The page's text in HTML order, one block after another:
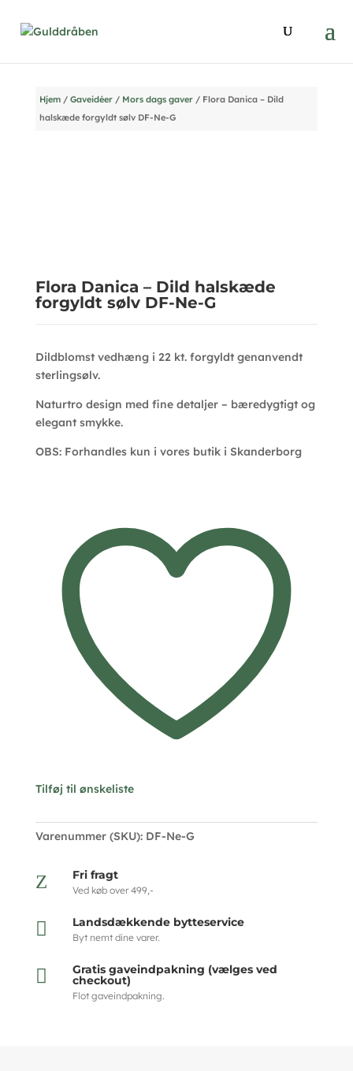
Hjem/ Gaveidéer/ Mors dags gaver/ Flora Danica – Dild
halskæde forgyldt sølv DF-Ne-G
Flora Danica – Dild halskæde
forgyldt sølv DF-Ne-G
Dildblomst vedhæng i 22 kt. forgyldt genanvendt
sterlingsølv.
Naturtro design med fine detaljer – bæredygtigt og
elegant smykke.
OBS: Forhandles kun i vores butik i Skanderborg
Tilføj til ønskeliste
Varenummer (SKU): DF-Ne-G
Z Fri fragt
Ved køb over 499,-
 Landsdækkende bytteservice
Byt nemt dine varer.
 Gratis gaveindpakning (vælges ved
checkout)
Flot gaveindpakning.